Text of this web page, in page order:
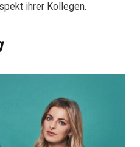
ihrer Kollegen.